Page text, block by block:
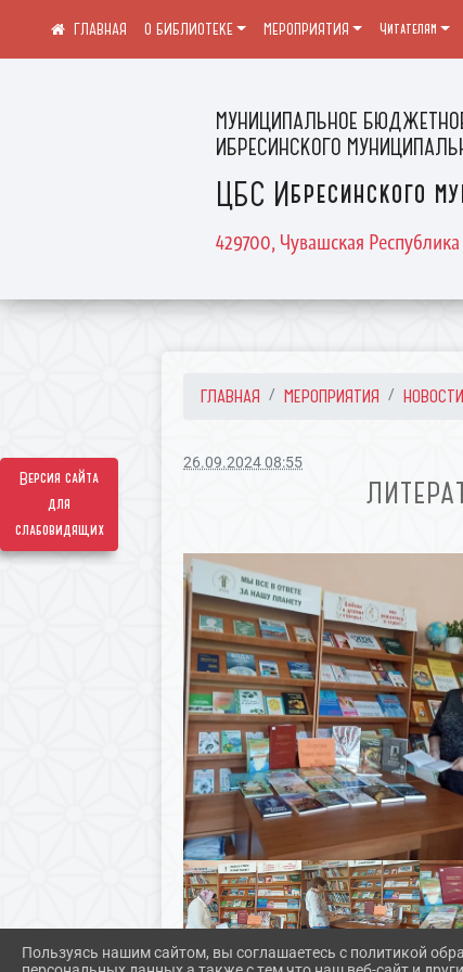
Версия сайта
для
слабовидящих
МУНИЦИПАЛЬНОЕ
ИБРЕСИНСКОГО
ЦБС Ибресинского
429700, Чувашская
О БИБЛИОТЕКЕ МЕРОПРИЯТИЯ Читателям
ГЛАВНАЯ МЕРОПРИЯТИЯ НОВОСТИ
26.09.2024 08:55
Пользуясь нашим сайтом, вы соглашаетесь с политикой